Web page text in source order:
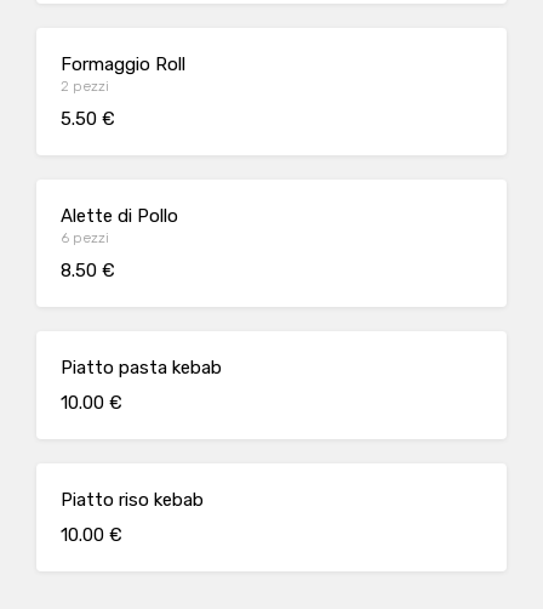
Formaggio Roll
2 pezzi
5.50 €
Alette di Pollo
6 pezzi
8.50 €
Piatto pasta kebab
10.00 €
Piatto riso kebab
10.00 €